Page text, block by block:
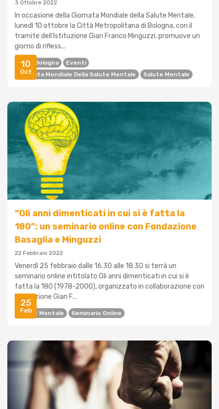
10
Oct
3 Ottobre 2022
In occasione della Giornata Mondiale della Salute Mentale,
lunedì 10 ottobre la Città Metropolitana di Bologna, con il
tramite dell’Istituzione Gian Franco Minguzzi, promuove un
giorno di rifless...
AUSL Bologna
Eventi
Giornata Mondiale Della Salute Mentale
Salute Mentale
25
Feb
“Gli anni dimenticati in cui si è fatta la
180”: un seminario online con Fondazione
Basaglia e Minguzzi
22 Febbraio 2022
Venerdì 25 febbraio dalle 16.30 alle 18.30 si terrà un
seminario online intitolato Gli anni dimenticati in cui si è
fatta la 180 (1978-2000), organizzato in collaborazione con
l'Istituzione Gian F...
Salute Mentale Seminario Online